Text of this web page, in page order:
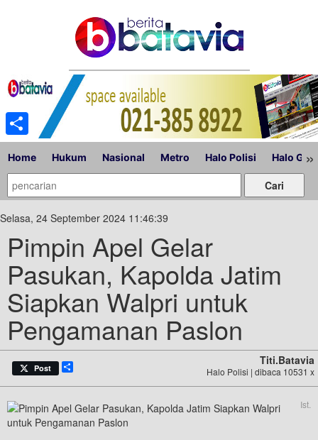
Home Hukum Nasional Metro Halo Polisi Halo »
Selasa, 24 September 2024 11:46:39
Pimpin Apel Gelar
Pasukan, Kapolda Jatim
Siapkan Walpri untuk
Pengamanan Paslon
Post
Titi.batavia
Halo Polisi | dibaca 10531 x
Ist.
Share